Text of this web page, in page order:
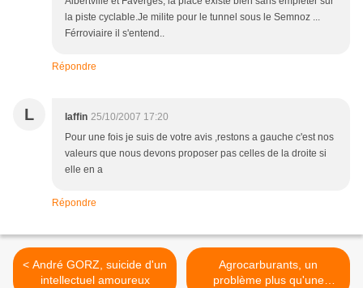
la piste cyclable.Je milite pour le tunnel sous le Semnoz ...
Férroviaire il s'entend..
Répondre
L laffin 25/10/2007 17:20
Pour une fois je suis de votre avis ,restons a gauche c'est nos
valeurs que nous devons proposer pas celles de la droite si
elle en a
Répondre
< André GORZ, suicide d'un
intellectuel amoureux
Agrocarburants, un
problème plus qu'une